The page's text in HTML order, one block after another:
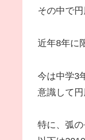
その中で
近年8年に
今は中学3
意識して
特に、弧